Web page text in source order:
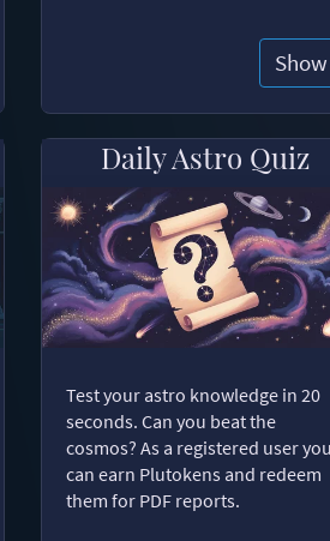
Show
Daily Astro Quiz
Test your astro knowledge in 20
seconds. Can you beat the
cosmos? As a registered user you
can earn Plutokens and redeem
them for PDF reports.